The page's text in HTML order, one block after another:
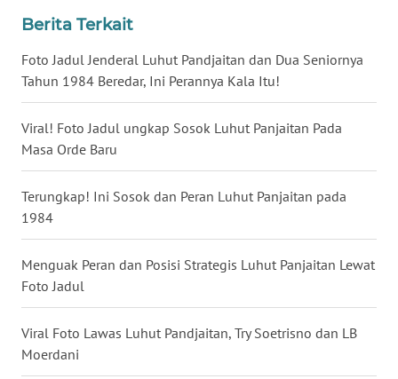
Berita Terkait
Foto Jadul Jenderal Luhut Pandjaitan dan Dua Seniornya
Tahun 1984 Beredar, Ini Perannya Kala Itu!
Viral! Foto Jadul ungkap Sosok Luhut Panjaitan Pada
Masa Orde Baru
Terungkap! Ini Sosok dan Peran Luhut Panjaitan pada
1984
Menguak Peran dan Posisi Strategis Luhut Panjaitan Lewat
Foto Jadul
Viral Foto Lawas Luhut Pandjaitan, Try Soetrisno dan LB
Moerdani
WN
WN
WN
JATIM
WN
BALI
WN
KALBAR